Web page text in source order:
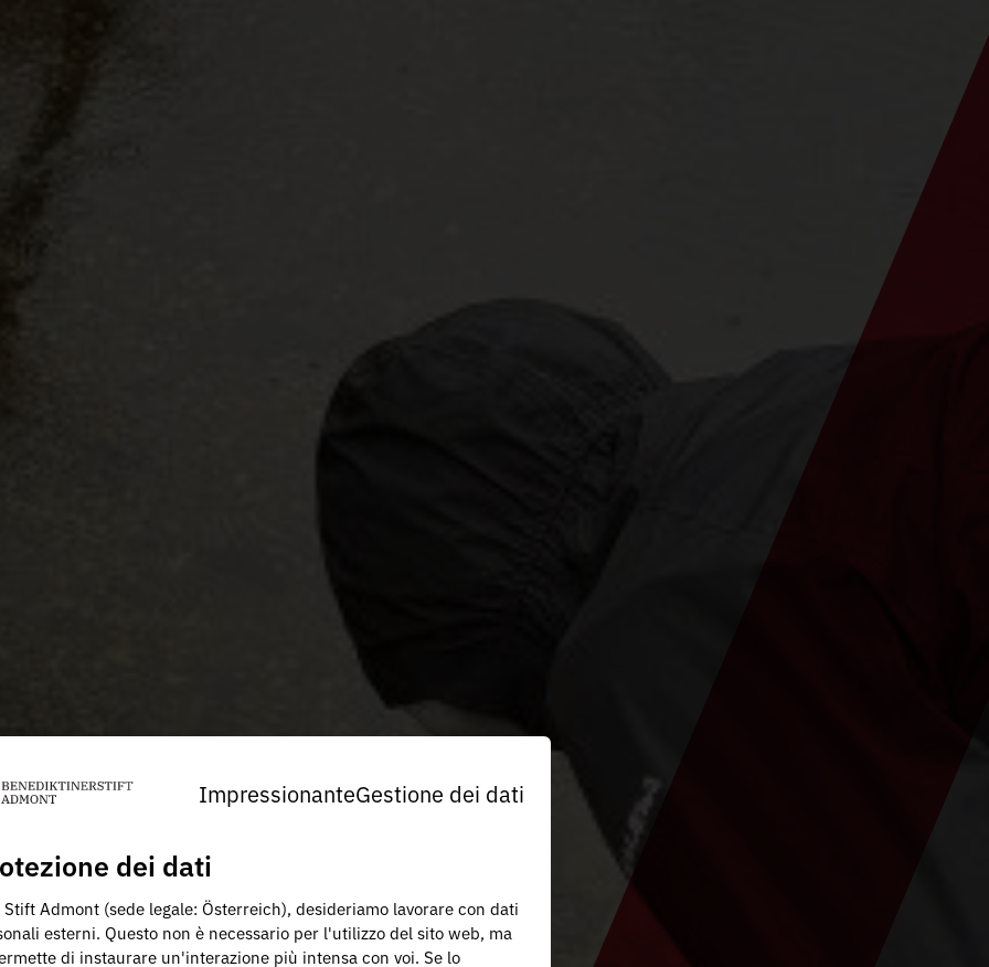
ImpressionanteGestione dei dati
dei dati
Stift Admont (sede legale: Österreich), desideriamo lavorare con dati
esterni. Questo non è necessario per l'utilizzo del sito web, ma
di instaurare un'interazione più intensa con voi. Se lo